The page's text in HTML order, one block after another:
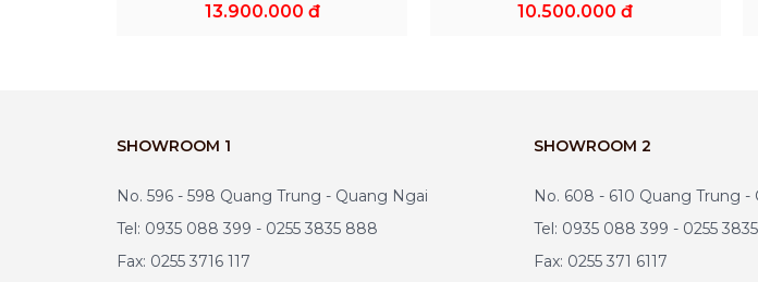
13.900.000 đ 10.500.000 đ
SHOWROOM 1
No. 596 - 598 Quang Trung - Quang Ngai
Tel: 0935 088 399 - 0255 3835 888
Fax: 0255 3716 117
SHOWROOM 2
No. 608 - 610 Quang Trung -
Tel: 0935 088 399 - 0255
Fax: 0255 371 6117